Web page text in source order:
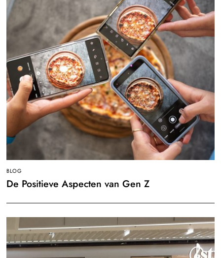
BLOG
De Positieve Aspecten van Gen Z